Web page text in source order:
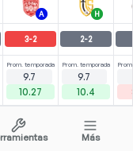
A H
3-2 2-2
Prom. temporada
9.7
10.27
Prom. temporada
9.7
10.4
0
LCDM-90
Más